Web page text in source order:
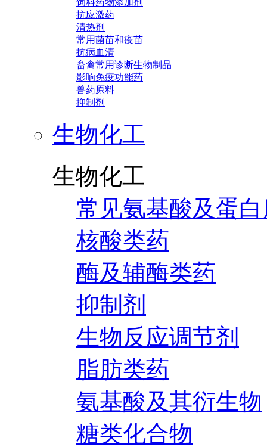
饲料药物添加剂
抗应激药
清热剂
常用菌苗和疫苗
抗病血清
畜禽常用诊断生物制品
影响免疫功能药
兽药原料
抑制剂
生物化工
生物化工
常见氨基酸及蛋
核酸类药
酶及辅酶类药
抑制剂
生物反应调节剂
脂肪类药
氨基酸及其衍生物
糖类化合物